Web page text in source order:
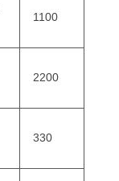
1100
2200
330